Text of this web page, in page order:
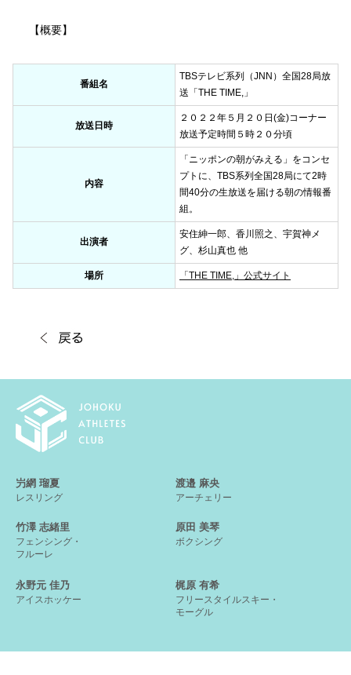
【概要】
番組名
TBSテレビ系列（JNN）全国28局放
送「THE TIME,」
放送日時
２０２２年５月２０日(金)コーナー
放送予定時間５時２０分頃
内容
「ニッポンの朝がみえる」をコンセ
プトに、TBS系列全国28局にて2時
間40分の生放送を届ける朝の情報番
組。
出演者
安住紳一郎、香川照之、宇賀神メ
グ、杉山真也 他
場所 「THE TIME,」公式サイト
屶網 瑠夏
レスリング
渡邉 麻央
アーチェリー
竹澤 志緒里
フェンシング・
フルーレ
原田 美琴
ボクシング
永野元 佳乃
アイスホッケー
梶原 有希
フリースタイルスキー・
モーグル